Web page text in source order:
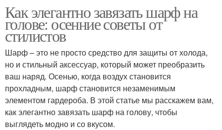
Как элегантно завязать шарф на
голове: осенние советы от
стилистов
Шарф – это не просто средство для защиты от холода,
но и стильный аксессуар, который может преобразить
ваш наряд. Осенью, когда воздух становится
прохладным, шарф становится незаменимым
элементом гардероба. В этой статье мы расскажем вам,
как элегантно завязать шарф на голову, чтобы
выглядеть модно и со вкусом.